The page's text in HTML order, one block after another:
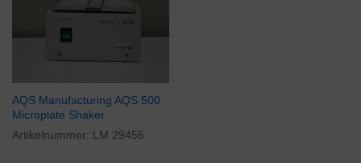
AQS Manufacturing AQS 500
Microplate Shaker
Artikelnummer: LM 29456